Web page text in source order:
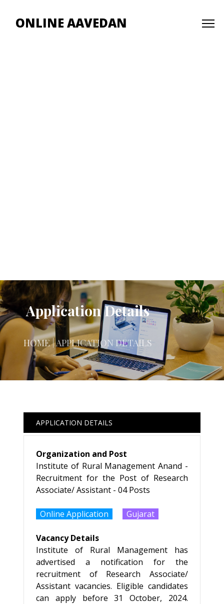
ONLINE AAVEDAN
Application Details
HOME| APPLICATION DETAILS
APPLICATION DETAILS
Organization and Post
Institute of Rural Management Anand -
Recruitment for the Post of Research
Associate/ Assistant - 04 Posts
Online Application Gujarat
Vacancy Details
Institute of Rural Management has
advertised a notification for the
recruitment of Research Associate/
Assistant vacancies. Eligible candidates
can apply before 31 October, 2024.